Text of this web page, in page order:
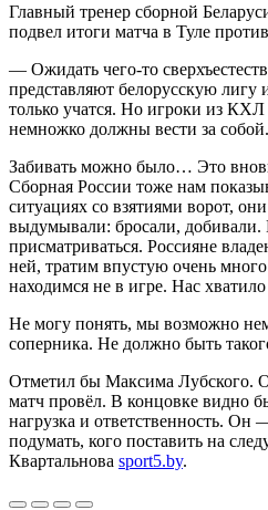
Главный тренер сборной
подвел итоги матча в Туле
— Ожидать чего-то
представляют белорусскую
только учатся. Но игроки из
немножко должны вести за собой.
Забивать можно было… Это
Сборная России тоже нам
ситуациях со взятиями ворот,
выдумывали: бросали,
присматриваться. Россияне
ней, тратим впустую очень
находимся не в игре. Нас
Не могу понять, мы возможно
соперника. Не должно быть
Отметил бы Максима Лубского.
матч провёл. В концовке видно
нагрузка и ответственность.
подумать, кого поставить на
Квартальнова sport5.by.